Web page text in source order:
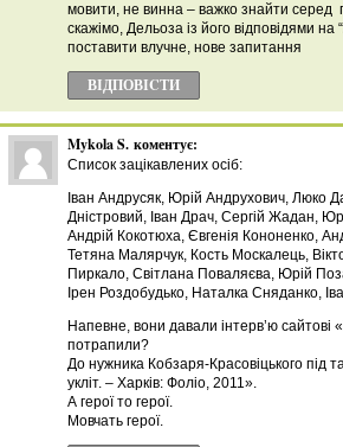
мовити, не винна – важко знайти серед
скажімо, Дельоза із його відповідями
поставити влучне, нове запитання
ВІДПОВІCТИ
Mykola S. коментує:
Список зацікавлених осіб:
Іван Андрусяк, Юрій Андрухович,
Дністровий, Іван Драч, Сергій Жадан,
Андрій Кокотюха, Євгенія Кононенко,
Тетяна Малярчук, Кость Москалець,
Пиркало, Світлана Поваляєва, Юрій
Ірен Роздобудько, Наталка Сняданко,
Напевне, вони давали інтерв’ю сайтові
потрапили?
До нужника Кобзаря-Красовіцького під
укліт. – Харків: Фоліо, 2011».
А герої то герої.
Мовчать герої.